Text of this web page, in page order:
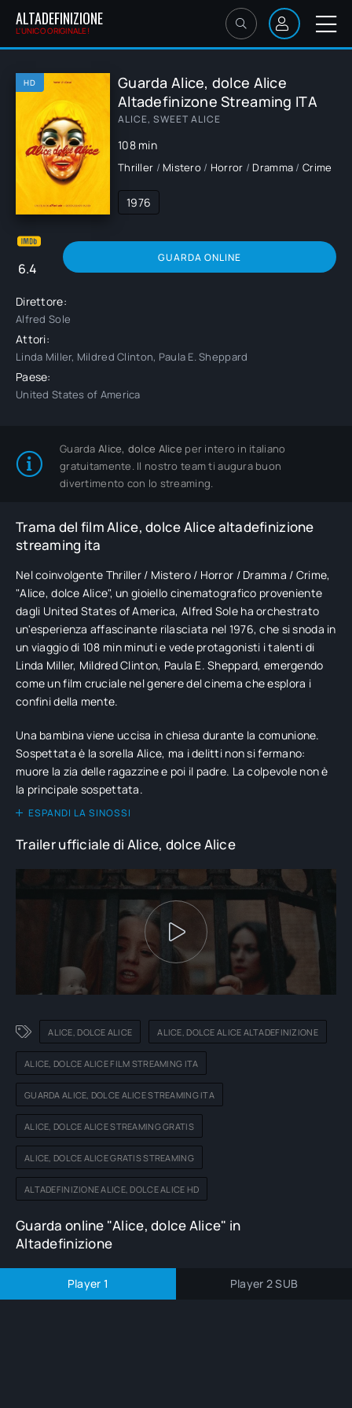
ALTADEFINIZIONE
L'UNICO ORIGINALE!
HD
Guarda Alice, dolce Alice
Altadefinizone Streaming ITA
ALICE, SWEET ALICE
108 min
Thriller / Mistero / Horror / Dramma / Crime
1976
6.4
GUARDA ONLINE
Direttore:
Alfred Sole
Attori:
Linda Miller, Mildred Clinton, Paula E. Sheppard
Paese:
United States of America
Guarda Alice, dolce Alice per intero in italiano
gratuitamente. Il nostro team ti augura buon
divertimento con lo streaming.
Trama del film Alice, dolce Alice altadefinizione
streaming ita
Nel coinvolgente Thriller / Mistero / Horror / Dramma / Crime,
"Alice, dolce Alice", un gioiello cinematografico proveniente
dagli United States of America, Alfred Sole ha orchestrato
un'esperienza affascinante rilasciata nel 1976, che si snoda in
un viaggio di 108 min minuti e vede protagonisti i talenti di
Linda Miller, Mildred Clinton, Paula E. Sheppard, emergendo
come un film cruciale nel genere del cinema che esplora i
confini della mente.
Una bambina viene uccisa in chiesa durante la comunione.
Sospettata è la sorella Alice, ma i delitti non si fermano:
muore la zia delle ragazzine e poi il padre. La colpevole non è
la principale sospettata.
ESPANDI LA SINOSSI
Trailer ufficiale di Alice, dolce Alice
ALICE, DOLCE ALICE ALICE, DOLCE ALICE ALTADEFINIZIONE
ALICE, DOLCE ALICE FILM STREAMING ITA
GUARDA ALICE, DOLCE ALICE STREAMING ITA
ALICE, DOLCE ALICE STREAMING GRATIS
ALICE, DOLCE ALICE GRATIS STREAMING
ALTADEFINIZIONE ALICE, DOLCE ALICE HD
Guarda online "Alice, dolce Alice" in
Altadefinizione
Player 1 Player 2 SUB